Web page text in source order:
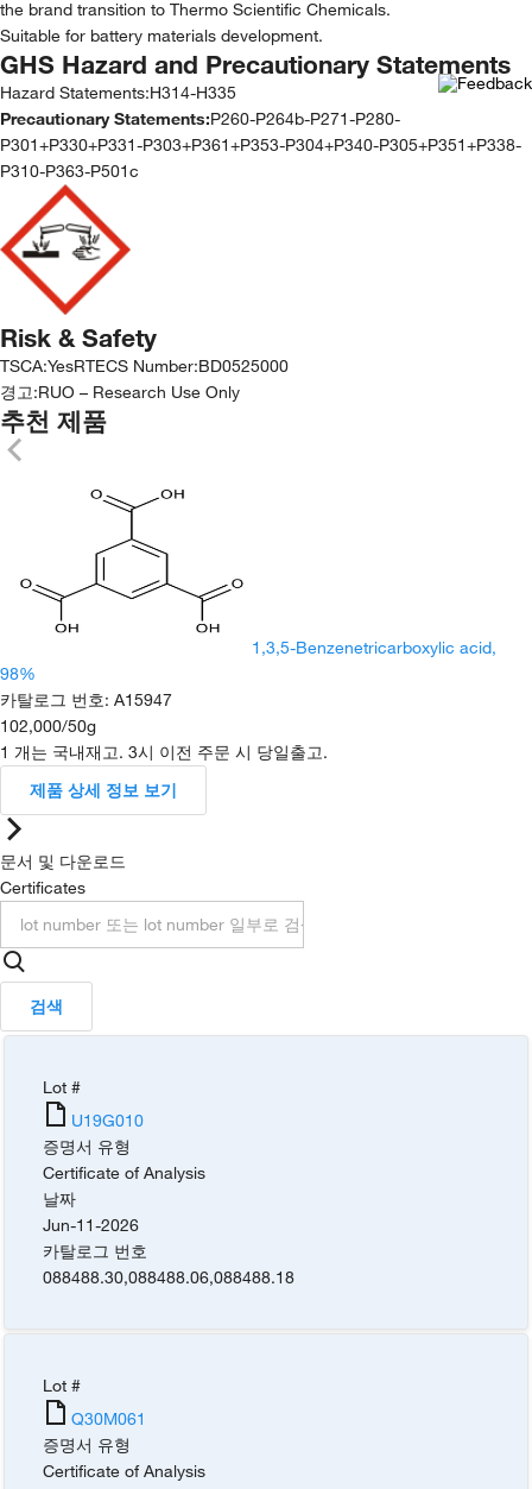
the brand transition to Thermo Scientific Chemicals.
Suitable for battery materials development.
GHS Hazard and Precautionary Statements
Hazard Statements:H314-H335
Precautionary Statements:P260-P264b-P271-P280-
P301+P330+P331-P303+P361+P353-P304+P340-P305+P351+P338-
P310-P363-P501c
Risk & Safety
TSCA:YesRTECS Number:BD0525000
경고:RUO – Research Use Only
추천 제품
1,3,5-Benzenetricarboxylic acid,
98%
카탈로그 번호: A15947
102,000/50g
1 개는 국내재고. 3시 이전 주문 시 당일출고.
제품 상세 정보 보기
문서 및 다운로드
Certificates
검색
Lot #
U19G010
증명서 유형
Certificate of Analysis
날짜
Jun-11-2026
카탈로그 번호
088488.30,088488.06,088488.18
Lot #
Q30M061
증명서 유형
Certificate of Analysis